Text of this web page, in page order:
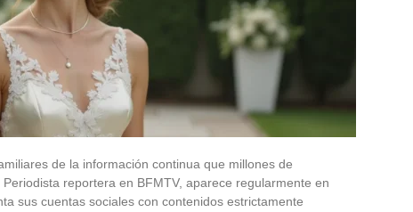
de la información continua que millones de
reportera en BFMTV, aparece regularmente en
sus cuentas sociales con contenidos estrictamente